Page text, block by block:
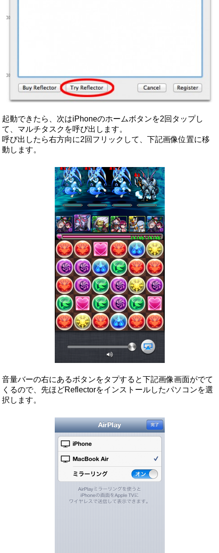
起動できたら、次はiPhoneのホームボタンを2回タップし
て、マルチタスクを呼び出します。
呼び出したら右方向に2回フリックして、下記画像位置に移
動します。
音量バーの右にあるボタンをタプすると下記画像画面がでて
くるので、先ほどReflectorをインストールしたパソコンを選
択します。